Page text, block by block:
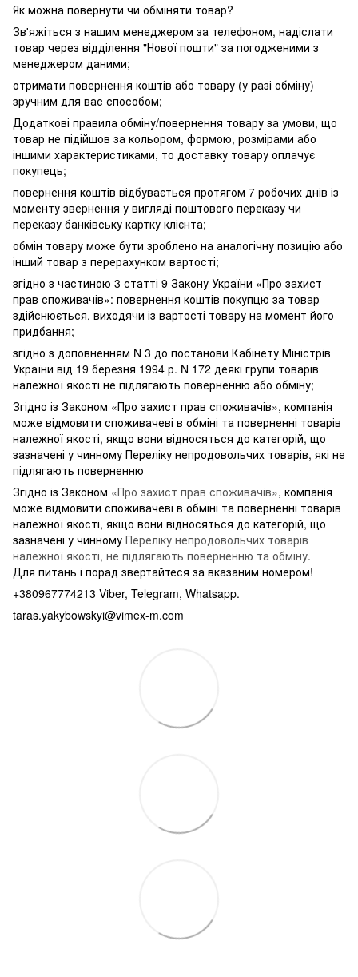
Як можна повернути чи обміняти товар?
Зв'яжіться з нашим менеджером за телефоном, надіслати
товар через відділення "Нової пошти" за погодженими з
менеджером даними;
отримати повернення коштів або товару (у разі обміну)
зручним для вас способом;
Додаткові правила обміну/повернення товару за умови, що
товар не підійшов за кольором, формою, розмірами або
іншими характеристиками, то доставку товару оплачує
покупець;
повернення коштів відбувається протягом 7 робочих днів із
моменту звернення у вигляді поштового переказу чи
переказу банківську картку клієнта;
обмін товару може бути зроблено на аналогічну позицію або
інший товар з перерахунком вартості;
згідно з частиною 3 статті 9 Закону України «Про захист
прав споживачів»: повернення коштів покупцю за товар
здійснюється, виходячи із вартості товару на момент його
придбання;
згідно з доповненням N 3 до постанови Кабінету Міністрів
України від 19 березня 1994 р. N 172 деякі групи товарів
належної якості не підлягають поверненню або обміну;
Згідно із Законом «Про захист прав споживачів», компанія
може відмовити споживачеві в обміні та поверненні товарів
належної якості, якщо вони відносяться до категорій, що
зазначені у чинному Переліку непродовольчих товарів, які не
підлягають поверненню
Згідно із Законом «Про захист прав споживачів», компанія
може відмовити споживачеві в обміні та поверненні товарів
належної якості, якщо вони відносяться до категорій, що
зазначені у чинному Переліку непродовольчих товарів
належної якості, не підлягають поверненню та обміну.
Для питань і порад звертайтеся за вказаним номером!
+380967774213 Viber, Telegram, Whatsapp.
taras.yakybowskyi@vimex-m.com